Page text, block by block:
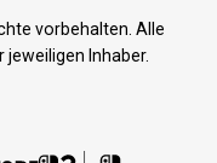
vorbehalten. Alle
jeweiligen Inhaber.